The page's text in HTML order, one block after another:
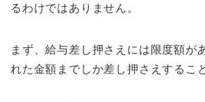
るわけではありません。
まず、給与差し押さえには限度額が
れた金額までしか差し押さえするこ